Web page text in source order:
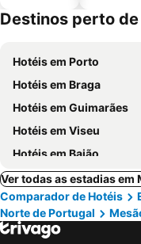
Destinos perto
Hotéis em Porto
Hotéis em Braga
Hotéis em Guimarães
Hotéis em Viseu
Hotéis em Baião
Ver todas as estadias em
Comparador de Hotéis
Norte de Portugal